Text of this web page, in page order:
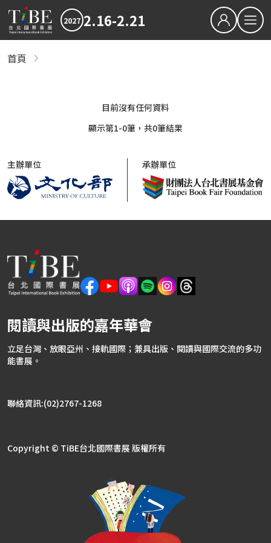
2027 2.16-2.21
最新消息
2027TiBE台北國際書展
2026TiBE台北國際書展
書展亮點
出版動態
國際書展臺灣館
2027台北國際書展大獎
2027金蝶獎
影音專區
首頁
目前沒有任何資料
顯示第1-0筆，共0筆結果
主辦單位 承辦單位
閱讀與出版的嘉年華會
立足台灣、放眼亞州、接軌國際；兼具出版、閱讀與國際交流的多功
能書展。
聯絡資訊:(02)2767-1268
Copyright © TiBE台北國際書展 版權所有